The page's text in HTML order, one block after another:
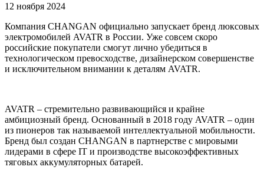
12 ноября 2024
Компания CHANGAN официально запускает бренд люксовых
электромобилей AVATR в России. Уже совсем скоро
российские покупатели смогут лично убедиться в
технологическом превосходстве, дизайнерском совершенстве
и исключительном внимании к деталям AVATR.
AVATR – стремительно развивающийся и крайне
амбициозный бренд. Основанный в 2018 году AVATR – один
из пионеров так называемой интеллектуальной мобильности.
Бренд был создан CHANGAN в партнерстве с мировыми
лидерами в сфере IT и производстве высокоэффективных
тяговых аккумуляторных батарей.